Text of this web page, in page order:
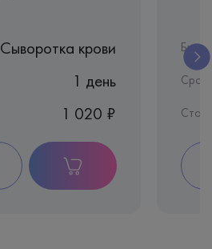
Сыворотка крови
1 день
1 020 ₽
Срок